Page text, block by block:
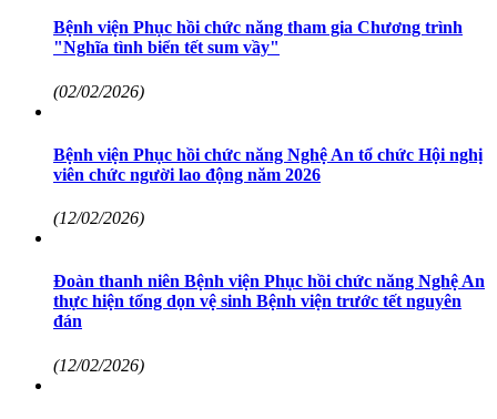
Bệnh viện Phục hồi chức năng tham gia Chương trình
"Nghĩa tình biển tết sum vầy"
(02/02/2026)
Bệnh viện Phục hồi chức năng Nghệ An tổ chức Hội nghị
viên chức người lao động năm 2026
(12/02/2026)
Đoàn thanh niên Bệnh viện Phục hồi chức năng Nghệ An
thực hiện tổng dọn vệ sinh Bệnh viện trước tết nguyên
đán
(12/02/2026)